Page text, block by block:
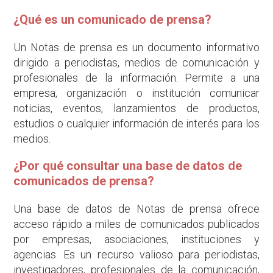
¿Qué es un comunicado de prensa?
Un Notas de prensa es un documento informativo
dirigido a periodistas, medios de comunicación y
profesionales de la información. Permite a una
empresa, organización o institución comunicar
noticias, eventos, lanzamientos de productos,
estudios o cualquier información de interés para los
medios.
¿Por qué consultar una base de datos de
comunicados de prensa?
Una base de datos de Notas de prensa ofrece
acceso rápido a miles de comunicados publicados
por empresas, asociaciones, instituciones y
agencias. Es un recurso valioso para periodistas,
investigadores, profesionales de la comunicación,